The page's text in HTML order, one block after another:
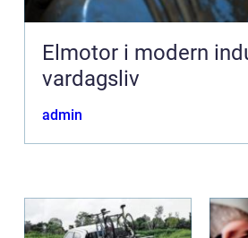
Elmotor i modern
vardagsliv
admin